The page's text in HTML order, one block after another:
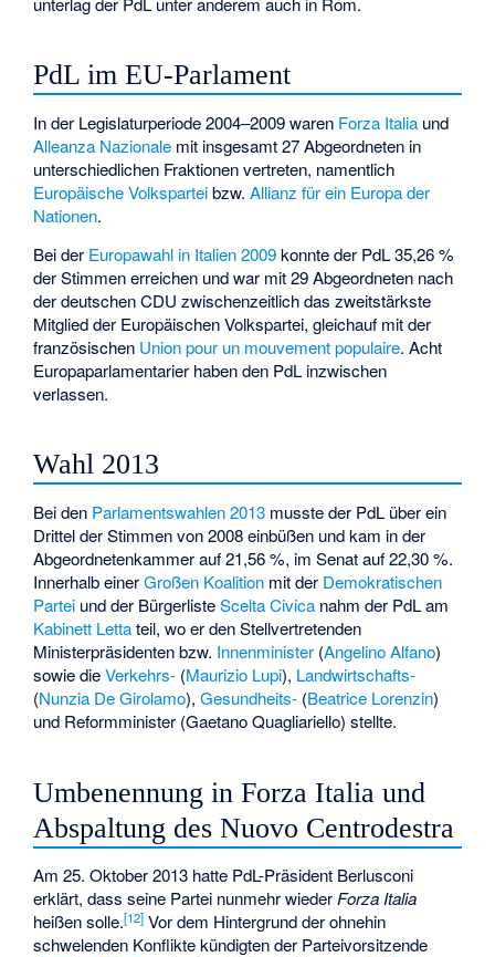
PdL im EU-Parlament
In der Legislaturperiode 2004–2009 waren Forza Italia und
Alleanza Nazionale mit insgesamt 27 Abgeordneten in
unterschiedlichen Fraktionen vertreten, namentlich
Europäische Volksparteibzw.Allianz für ein Europa der
Nationen.
Bei der Europawahl in Italien 2009konnte der PdL 35,26 %
der Stimmen erreichen und war mit 29 Abgeordneten nach
der deutschen CDU zwischenzeitlich das zweitstärkste
Mitglied der Europäischen Volkspartei, gleichauf mit der
französischen Union pour un mouvement populaire. Acht
Europaparlamentarier haben den PdL inzwischen
verlassen.
Wahl 2013
Bei den Parlamentswahlen 2013 musste der PdL über ein
Drittel der Stimmen von 2008 einbüßen und kam in der
Abgeordnetenkammer auf 21,56 %, im Senat auf 22,30 %.
Innerhalb einerGroßen Koalition mit der Demokratischen
Partei und der BürgerlisteScelta Civica nahm der PdL am
Kabinett Lettateil, wo er den Stellvertretenden
Ministerpräsidenten bzw. Innenminister (Angelino Alfano)
sowie dieVerkehrs- (Maurizio Lupi), Landwirtschafts-
(Nunzia De Girolamo),Gesundheits- (Beatrice Lorenzin)
und Reformminister (Gaetano Quagliariello) stellte.
Umbenennung in Forza Italia und
Abspaltung des Nuovo Centrodestra
Am 25. Oktober 2013 hatte PdL-Präsident Berlusconi
erklärt, dass seine Partei nunmehr wiederForza Italia
heißen solle.[12] Vor dem Hintergrund der ohnehin
schwelenden Konflikte kündigten der Parteivorsitzende